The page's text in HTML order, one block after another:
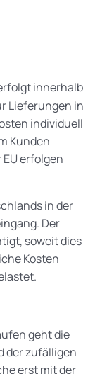
innerhalb
Lieferungen in
individuell
Kunden
erfolgen
in der
Der
soweit dies
Kosten
geht die
der zufälligen
erst mit der